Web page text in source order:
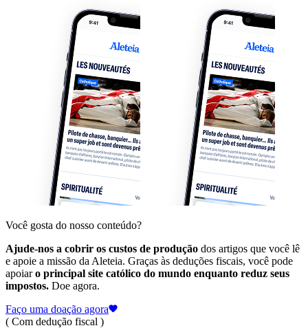
Você gosta do nosso conteúdo?
Ajude-nos a cobrir os custos de produção dos artigos que você lê
e apoie a missão da Aleteia. Graças às deduções fiscais, você pode
apoiaro principal site católico do mundo enquanto reduz seus
impostos. Doe agora.
Faço uma doação agora
( Com dedução fiscal )